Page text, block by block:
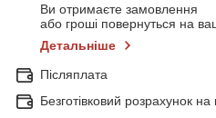
Ви отримаєте замовлення
або гроші повернуться на
Детальніше
Післяплата
Безготівковий розрахунок